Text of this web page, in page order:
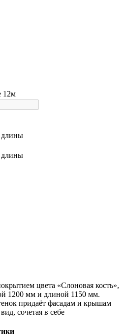
12м
длины
длины
цвета «Слоновая кость»,
1200 мм и длиной 1150 мм.
придаёт фасадам и крышам
сочетая в себе